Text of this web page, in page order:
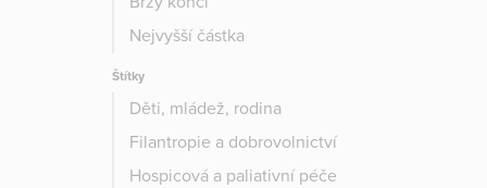
Nejvyšší částka
Štítky
Děti, mládež, rodina
Filantropie a dobrovolnictví
Hospicová a paliativní péče